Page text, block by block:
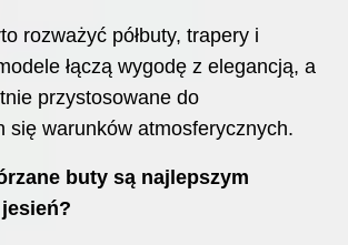
rozważyć półbuty, trapery i
łączą wygodę z elegancją, a
przystosowane do
się warunków atmosferycznych.
buty są najlepszym
jesień?